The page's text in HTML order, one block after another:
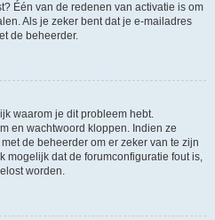
Één van de redenen van activatie is om
Als je zeker bent dat je e-mailadres
de beheerder.
waarom je dit probleem hebt.
en wachtwoord kloppen. Indien ze
de beheerder om er zeker van te zijn
mogelijk dat de forumconfiguratie fout is,
worden.